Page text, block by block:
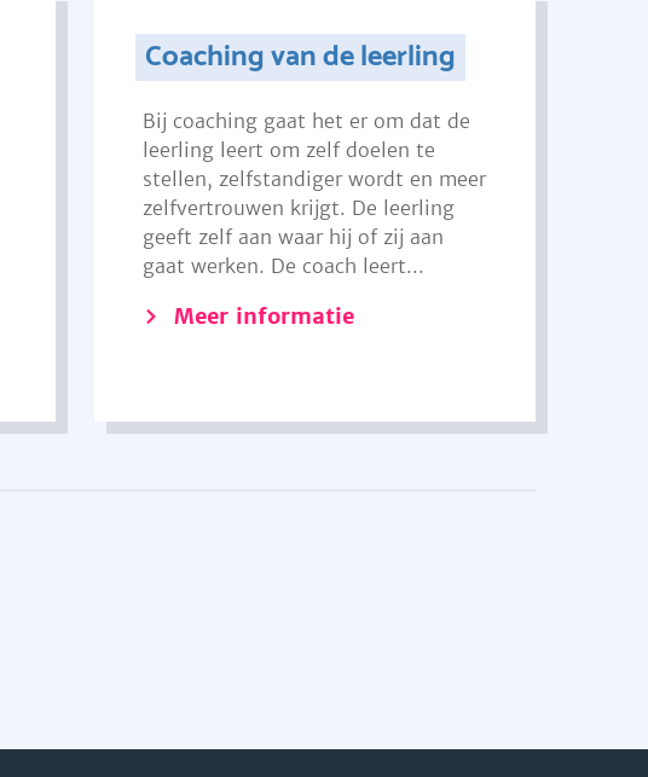
Coaching van de leerling
Bij coaching gaat het er om dat de
leerling leert om zelf doelen te
stellen, zelfstandiger wordt en meer
zelfvertrouwen krijgt. De leerling
geeft zelf aan waar hij of zij aan
gaat werken. De coach leert...
Meer informatie